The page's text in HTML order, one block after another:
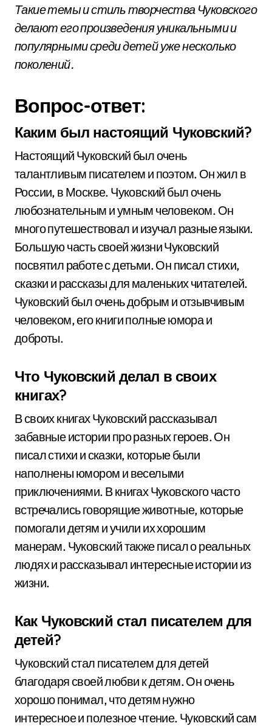
Такие темы и стиль творчества Чуковского
делают его произведения уникальными и
популярными среди детей уже несколько
поколений.
Вопрос-ответ:
Каким был настоящий Чуковский?
Настоящий Чуковский был очень
талантливым писателем и поэтом. Он жил в
России, в Москве. Чуковский был очень
любознательным и умным человеком. Он
много путешествовал и изучал разные языки.
Большую часть своей жизни Чуковский
посвятил работе с детьми. Он писал стихи,
сказки и рассказы для маленьких читателей.
Чуковский был очень добрым и отзывчивым
человеком, его книги полные юмора и
доброты.
Что Чуковский делал в своих
книгах?
В своих книгах Чуковский рассказывал
забавные истории про разных героев. Он
писал стихи и сказки, которые были
наполнены юмором и веселыми
приключениями. В книгах Чуковского часто
встречались говорящие животные, которые
помогали детям и учили их хорошим
манерам. Чуковский также писал о реальных
людях и рассказывал интересные истории из
жизни.
Как Чуковский стал писателем для
детей?
Чуковский стал писателем для детей
благодаря своей любви к детям. Он очень
хорошо понимал, что детям нужно
интересное и полезное чтение. Чуковский сам